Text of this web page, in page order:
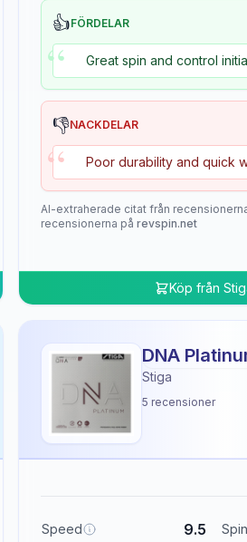
👍FÖRDELAR
“ Great spin and control
👎NACKDELAR
“ Poor durability and quick
AI-extraherade citat från
recensionerna på revspin.net
Köp från
DNA
Stiga
5 recensioner
Speed 9.5 Spin